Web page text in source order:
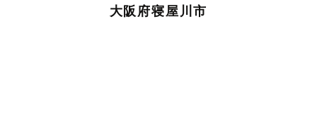
大阪府寝屋川市